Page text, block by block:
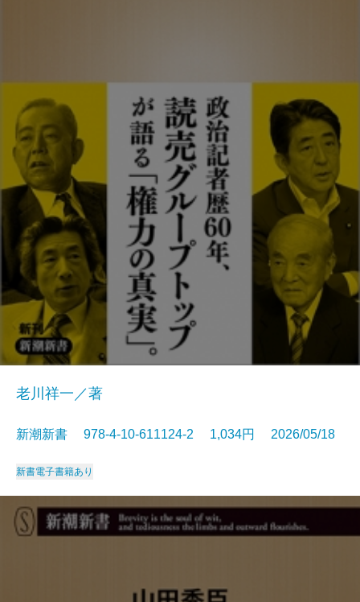
老川祥一／著
新潮新書 978-4-10-611124-2 1,034円 2026/05/18
新書電子書籍あり